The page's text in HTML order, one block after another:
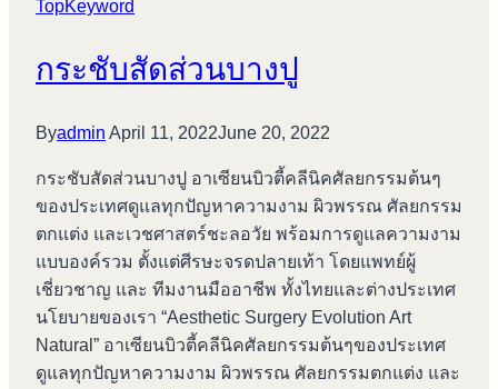
TopKeyword
กระชับสัดส่วนบางปู
Byadmin April 11, 2022June 20, 2022
กระชับสัดส่วนบางปู อาเซียนบิวตี้คลีนิคศัลยกรรมต้นๆ
ของประเทศดูแลทุกปัญหาความงาม ผิวพรรณ ศัลยกรรม
ตกแต่ง และเวชศาสตร์ชะลอวัย พร้อมการดูแลความงาม
แบบองค์รวม ตั้งแต่ศีรษะจรดปลายเท้า โดยแพทย์ผู้
เชี่ยวชาญ และ ทีมงานมืออาชีพ ทั้งไทยและต่างประเทศ
นโยบายของเรา “Aesthetic Surgery Evolution Art
Natural” อาเซียนบิวตี้คลีนิคศัลยกรรมต้นๆของประเทศ
ดูแลทุกปัญหาความงาม ผิวพรรณ ศัลยกรรมตกแต่ง และ